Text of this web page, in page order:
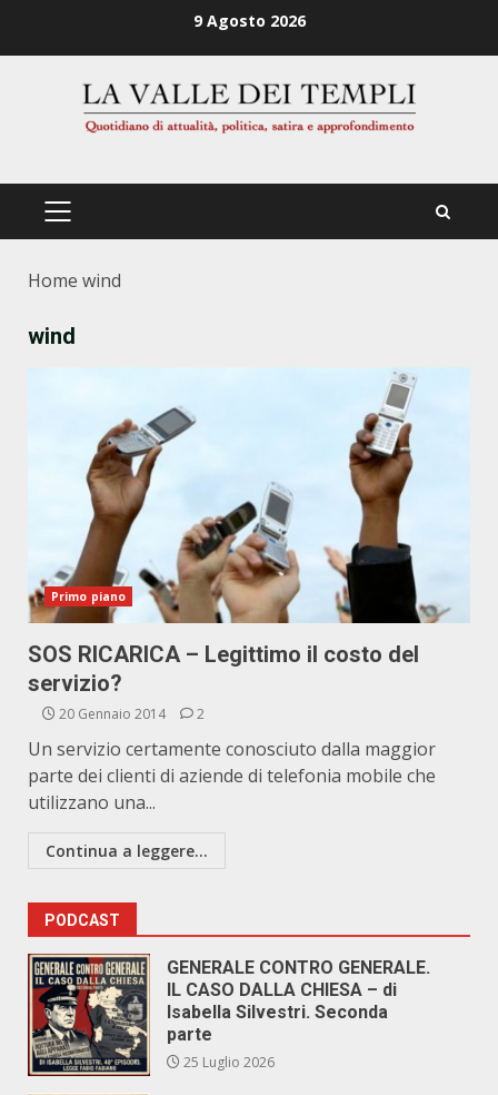
9 Agosto 2026
PRIMÄRES
Home wind
wind
Primo piano
SOS RICARICA – Legittimo il costo del
servizio?
20 Gennaio 2014 2
Un servizio certamente conosciuto dalla maggior
parte dei clienti di aziende di telefonia mobile che
utilizzano una...
Continua a leggere...
PODCAST
GENERALE CONTRO GENERALE.
IL CASO DALLA CHIESA – di
Isabella Silvestri. Seconda
parte
25 Luglio 2026